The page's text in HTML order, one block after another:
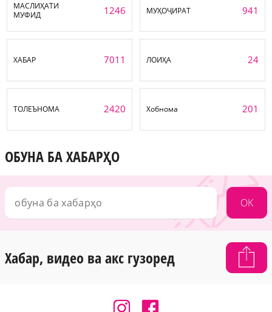
МАСЛИҲАТИ
МУФИД
1246 МУҲОҶИРАТ 941
ХАБАР 7011 ЛОИҲА 24
ТОЛЕЪНОМА 2420 Хобнома 201
ОБУНА БА ХАБАРҲО
OK
Хабар, видео ва акс гузоред